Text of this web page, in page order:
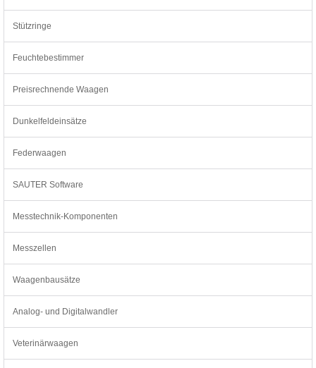
Stützringe
Feuchtebestimmer
Preisrechnende Waagen
Dunkelfeldeinsätze
Federwaagen
SAUTER Software
Messtechnik-Komponenten
Messzellen
Waagenbausätze
Analog- und Digitalwandler
Veterinärwaagen